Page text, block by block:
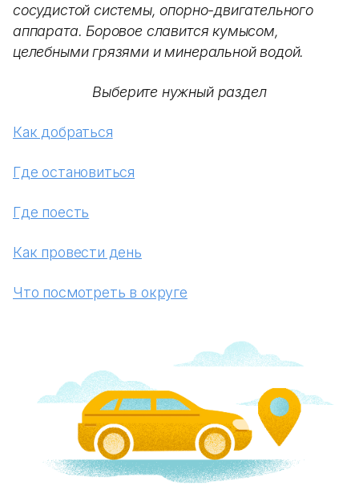
сосудистой системы, опорно-двигательного
аппарата. Боровое славится кумысом,
целебными грязями и минеральной водой.
Выберите нужный раздел
Как добраться
Где остановиться
Где поесть
Как провести день
Что посмотреть в округе